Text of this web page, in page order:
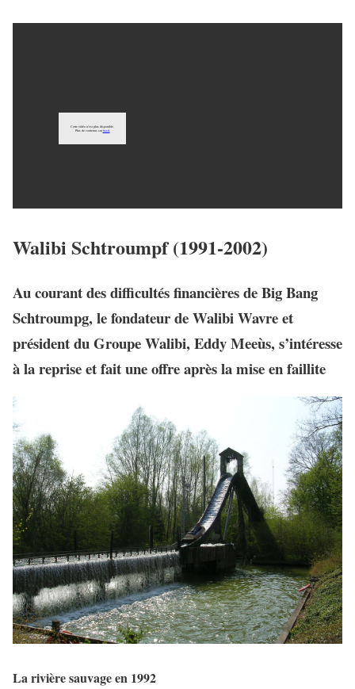
Walibi Schtroumpf (1991-2002)
Au courant des difficultés financières de Big Bang
Schtroumpg, le fondateur de Walibi Wavre et
président du Groupe Walibi, Eddy Meeùs, s’intéresse
à la reprise et fait une offre après la mise en faillite
La rivière sauvage en 1992